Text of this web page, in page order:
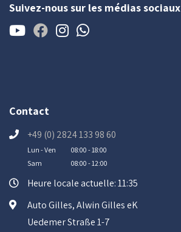
Suivez-nous sur les médias sociaux
Contact
+49 (0) 2824 133 98 60
Lun - Ven
08:00 - 18:00
Sam
08:00 - 12:00
Heure locale actuelle: 11:35
Auto Gilles, Alwin Gilles eK
Uedemer Straße 1-7